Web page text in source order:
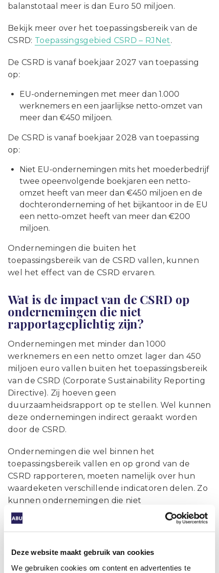
Deze website maakt gebruik van cookies
We gebruiken cookies om content en advertenties te
balanstotaal meer is dan Euro 50 miljoen.
Bekijk meer over het toepassingsbereik van de
CSRD: Toepassingsgebied CSRD – RJNet.
De CSRD is vanaf boekjaar 2027 van toepassing
op:
EU-ondernemingen met meer dan 1.000
werknemers en een jaarlijkse netto-omzet van
meer dan €450 miljoen.
De CSRD is vanaf boekjaar 2028 van toepassing
op:
Niet EU-ondernemingen mits het moederbedrijf
twee opeenvolgende boekjaren een netto-
omzet heeft van meer dan €450 miljoen en de
dochteronderneming of het bijkantoor in de EU
een netto-omzet heeft van meer dan €200
miljoen.
Ondernemingen die buiten het
toepassingsbereik van de CSRD vallen, kunnen
wel het effect van de CSRD ervaren.
Wat is de impact van de CSRD op
ondernemingen die niet
rapportageplichtig zijn?
Ondernemingen met minder dan 1000
werknemers en een netto omzet lager dan 450
miljoen euro vallen buiten het toepassingsbereik
van de CSRD (Corporate Sustainability Reporting
Directive). Zij hoeven geen
duurzaamheidsrapport op te stellen. Wel kunnen
deze ondernemingen indirect geraakt worden
door de CSRD.
Ondernemingen die wel binnen het
toepassingsbereik vallen en op grond van de
CSRD rapporteren, moeten namelijk over hun
waardeketen verschillende indicatoren delen. Zo
kunnen ondernemingen die niet
rapportageplichtig zijn maar bijvoorbeeld wel
producent zijn voor een rapportageplichtige
duurzaamheidsinformatie gevraagd worden zoals